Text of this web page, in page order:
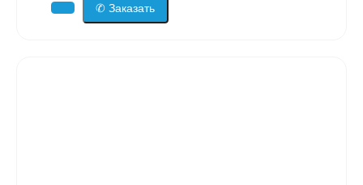
✆ Заказать